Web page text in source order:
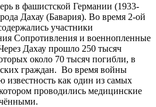
в фашистской Германии (1933-
Дахау (Бавария). Во время 2-ой
участники
Сопротивления и военнопленные
Дахау прошло 250 тысяч
около 70 тысяч погибли, в
граждан. Во время войны
известность как один из самых
проводились медицинские
.